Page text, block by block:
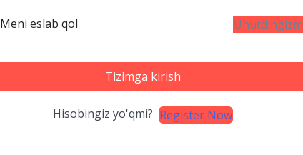
Meni eslab qol
Tizimga kirish
Hisobingiz yo'qmi? Register Now